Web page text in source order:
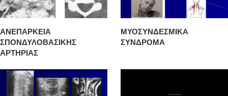
ΑΝΕΠΑΡΚΕΙΑ
ΣΠΟΝΔΥΛΟΒΑΣΙΚΗΣ
ΑΡΤΗΡΙΑΣ
ΜΥΟΣΥΝΔΕΣΜΙΚΑ
ΣΥΝΔΡΟΜΑ